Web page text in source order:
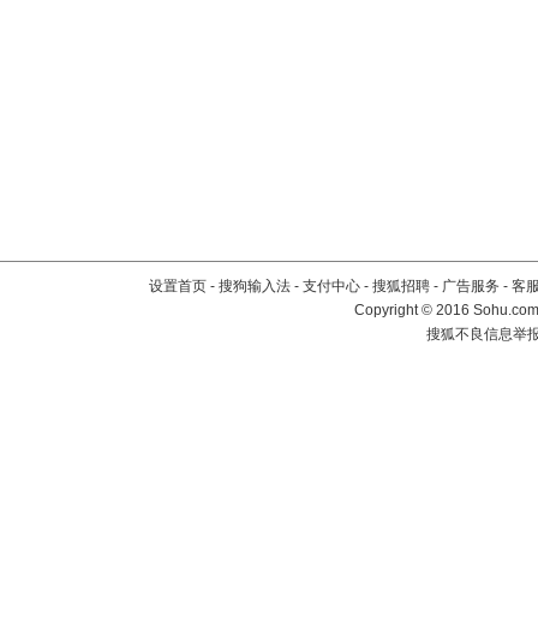
设置首页 - 搜狗输入法 - 支付中心 - 搜狐招聘 - 广告服务 - 客
Copyright©2016
搜狐不良信息举